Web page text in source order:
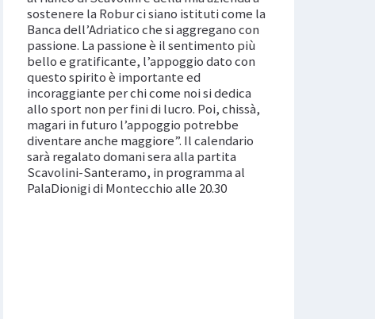
sostenere la Robur ci siano istituti come la
Banca dell’Adriatico che si aggregano con
passione. La passione è il sentimento più
bello e gratificante, l’appoggio dato con
questo spirito è importante ed
incoraggiante per chi come noi si dedica
allo sport non per fini di lucro. Poi, chissà,
magari in futuro l’appoggio potrebbe
diventare anche maggiore”. Il calendario
sarà regalato domani sera alla partita
Scavolini-Santeramo, in programma al
PalaDionigi di Montecchio alle 20.30